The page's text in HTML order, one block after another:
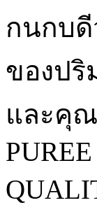
กนกบดี
ของปริ
และคุณ